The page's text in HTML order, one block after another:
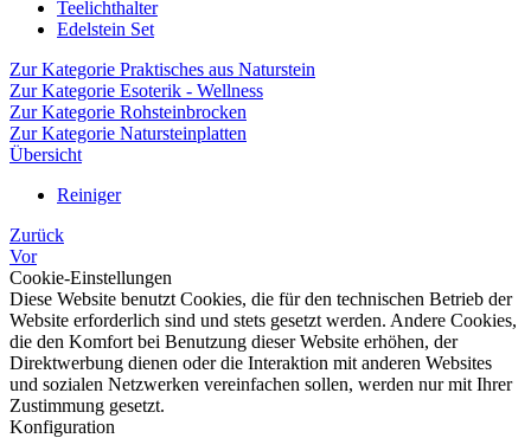
Teelichthalter
Edelstein Set
Zur Kategorie Praktisches aus Naturstein
Zur Kategorie Esoterik - Wellness
Zur Kategorie Rohsteinbrocken
Zur Kategorie Natursteinplatten
Übersicht
Reiniger
Zurück
Vor
Cookie-Einstellungen
Diese Website benutzt Cookies, die für den technischen Betrieb der
Website erforderlich sind und stets gesetzt werden. Andere Cookies,
die den Komfort bei Benutzung dieser Website erhöhen, der
Direktwerbung dienen oder die Interaktion mit anderen Websites
und sozialen Netzwerken vereinfachen sollen, werden nur mit Ihrer
Zustimmung gesetzt.
Konfiguration